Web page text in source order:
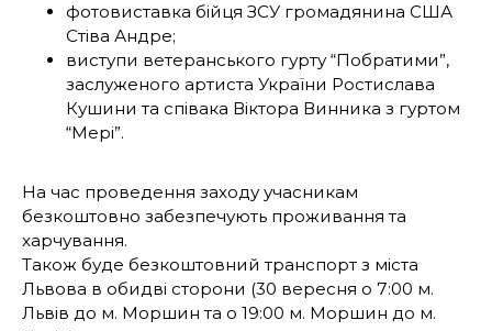
фотовиставка бійця ЗСУ громадянина США
Стіва Андре;
виступи ветеранського гурту “Побратими”,
заслуженого артиста України Ростислава
Кушини та співака Віктора Винника з гуртом
“Мері”.
На час проведення заходу учасникам
безкоштовно забезпечують проживання та
харчування.
Також буде безкоштовний транспорт з міста
Львова в обидві сторони (30 вересня о 7:00 м.
Львів до м. Моршин та о 19:00 м. Моршин до м.